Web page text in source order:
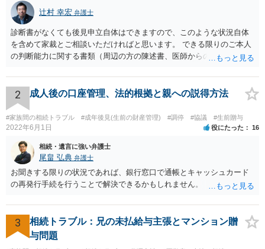
辻村 幸宏 弁護士
診断書がなくても後見申立自体はできますので、このような状況自体
を含めて家裁とご相談いただければと思います。 できる限りのご本人
の判断能力に関する書類（周辺の方の陳述書、医師からの聴取書等）
をしていただければそこから先は進むのではないかと存じます。 ま
た、Aさんの意向を酌みすぎるあまりに後見申立ができない状況にして
いる施設の問題もありますので、当該地域の地域包括支援センターに
ご相談されるのもひとつの方法です。
2 成人後の口座管理、法的根拠と親への説得方法
#家族間の相続トラブル #成年後見(生前の財産管理) #調停 #協議 #生前贈与
2022年6月1日 役にたった 16
相続・遺言に強い弁護士
尾畠 弘典 弁護士
お聞きする限りの状況であれば、銀行窓口で通帳とキャッシュカード
の再発行手続を行うことで解決できるかもしれません。
3
相続トラブル：兄の未払給与主張とマンション贈
与問題